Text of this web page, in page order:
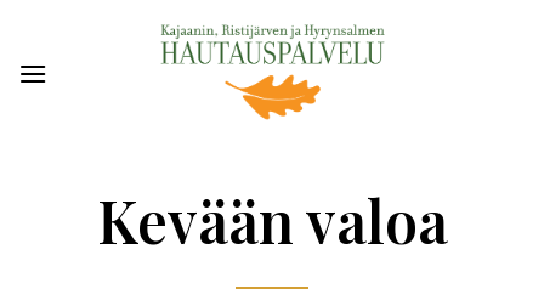
content
Kevään valoa